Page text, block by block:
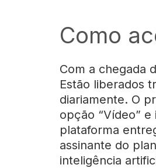
Como
Com a chegada
Estão liberados
diariamente. O
opção “Vídeo”
plataforma
assinante do
inteligência